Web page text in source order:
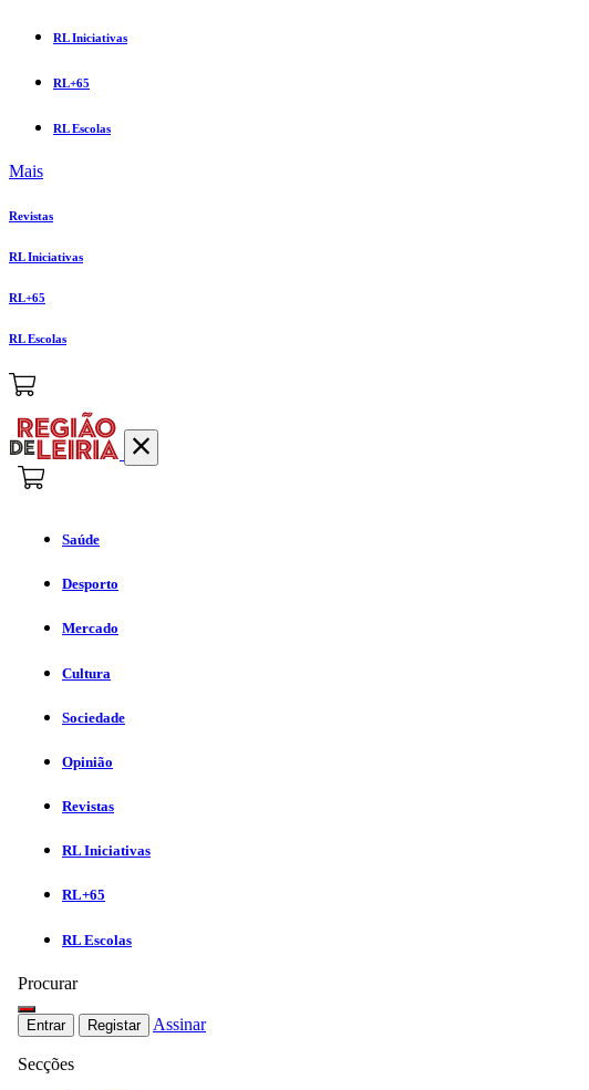
RL Iniciativas
RL+65
RL Escolas
Mais
Revistas
RL Iniciativas
RL+65
RL Escolas
Saúde
Desporto
Mercado
Cultura
Sociedade
Opinião
Revistas
RL Iniciativas
RL+65
RL Escolas
Procurar
Entrar Registar Assinar
Secções